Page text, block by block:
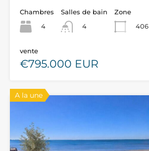
Chambres
4
Salles de bain
4
Zone
406
vente
€795.000 EUR
A la une